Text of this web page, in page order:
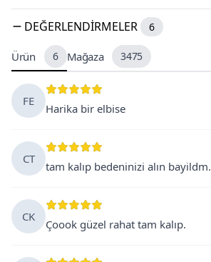
DEĞERLENDIRMELER 6
Ürün 6 Mağaza 3475
FE
Harika bir elbise
CT
tam kalıp bedeninizi alın bayildm.
CK
Çoook güzel rahat tam kalıp.